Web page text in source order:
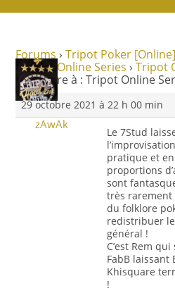
Forums › Tripot Poker [Online]
Tripot Online Series › Tripot
Répondre à : Tripot Online
29 octobre 2021 à 22 h 00 min
zAwAk
Le 7Stud
pratique et
proportions
sont
très rarement
du folklore
redistribuer
général !
C’est Rem
FabB laissant
Khisquare
!